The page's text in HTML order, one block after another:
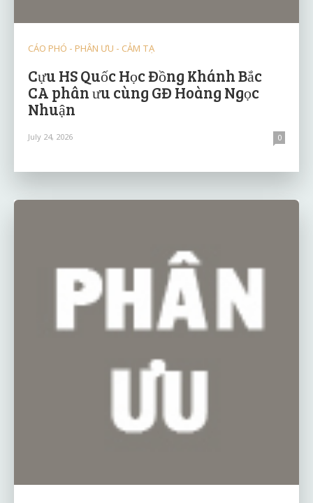
CÁO PHÓ - PHÂN ƯU - CẢM TẠ
Cựu HS Quốc Học Đồng Khánh Bắc
CA phân ưu cùng GĐ Hoàng Ngọc
Nhuận
July 24, 2026 0